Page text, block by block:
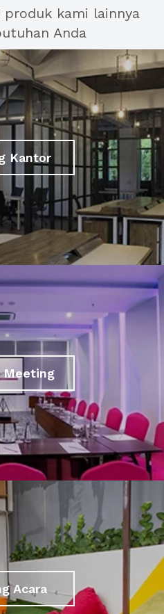
produk kami lainnya
Anda
Kantor
Meeting
Acara